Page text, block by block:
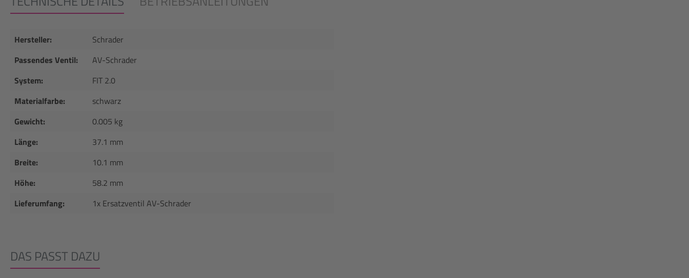
Hersteller:
Schrader
Passendes Ventil:
AV-Schrader
System:
FIT 2.0
Materialfarbe:
schwarz
Gewicht:
0.005 kg
Länge:
37.1 mm
Breite:
10.1 mm
Höhe:
58.2 mm
Lieferumfang:
1x Ersatzventil AV-Schrader
DAS PASST DAZU